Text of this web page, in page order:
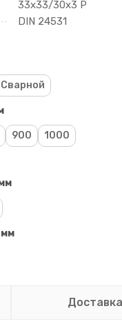
33х33/30х3 Р
DIN 24531
Сварной
900
1000
Доставка